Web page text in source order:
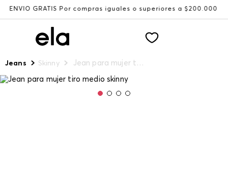
Por compras iguales o superiores a $200.000
Jeans Skinny Jean para mujer tiro medio skinny